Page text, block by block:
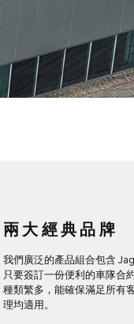
兩大經典品牌
我們廣泛的產品組合包含
只要簽訂一份便利的車隊合
種類繁多，能確保滿足所有
理均適用。